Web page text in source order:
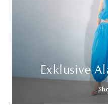
Exklusive